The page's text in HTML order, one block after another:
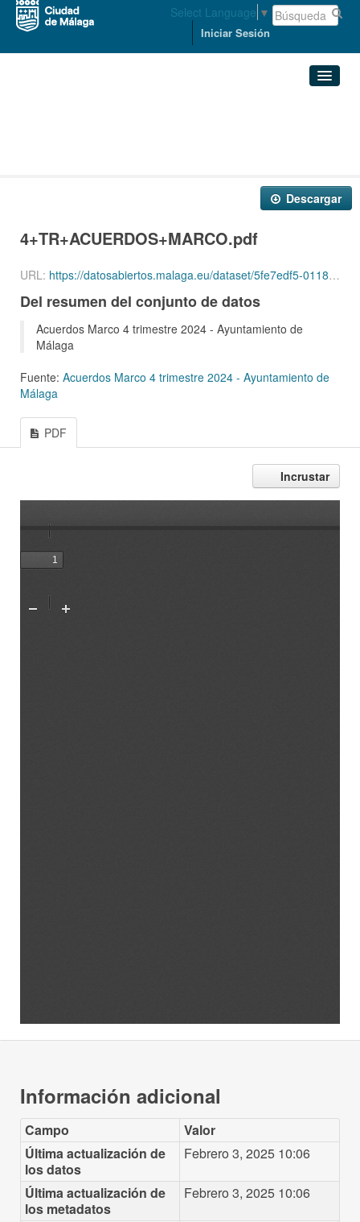
Select Language ▼
Iniciar Sesión
Descargar
4+TR+ACUERDOS+MARCO.pdf
URL: https://datosabiertos.malaga.eu/dataset/5fe7edf5-0118-470a-8985-398a77901d98/resource/ac868d84-2c54-4a7c-bb51-d5e401ece1c1/download/4tracuerdosmarco.pdf
Del resumen del conjunto de datos
Acuerdos Marco 4 trimestre 2024 - Ayuntamiento de
Málaga
Fuente: Acuerdos Marco 4 trimestre 2024 - Ayuntamiento de
Málaga
PDF
Incrustar
Información adicional
Campo
Valor
Última actualización de
los datos
Febrero 3, 2025 10:06
Última actualización de
los metadatos
Febrero 3, 2025 10:06